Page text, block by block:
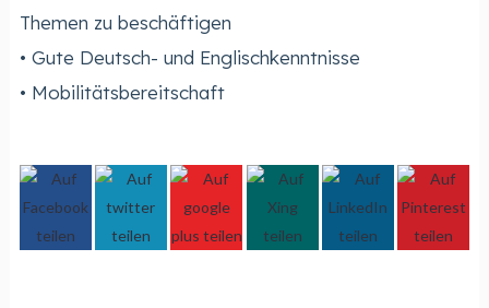
Themen zu beschäftigen
• Gute Deutsch- und Englischkenntnisse
• Mobilitätsbereitschaft